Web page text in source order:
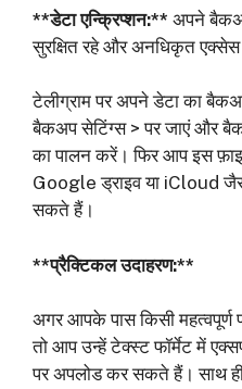
**डेटा एन्क्रिप्शन:** अपने
सुरक्षित रहे और अनधिकृत
टेलीग्राम पर अपने डेटा का
बैकअप सेटिंग्स > पर जाएं और
का पालन करें। फिर आप इस
Google ड्राइव या iCloud
सकते हैं।
**प्रैक्टिकल उदाहरण:**
अगर आपके पास किसी महत्वपूर्ण
तो आप उन्हें टेक्स्ट फॉर्मेट में
पर अपलोड कर सकते हैं। साथ